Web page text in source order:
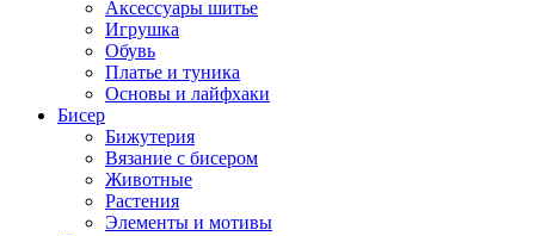
Аксессуары шитье
Игрушка
Обувь
Платье и туника
Основы и лайфхаки
Бисер
Бижутерия
Вязание с бисером
Животные
Растения
Элементы и мотивы